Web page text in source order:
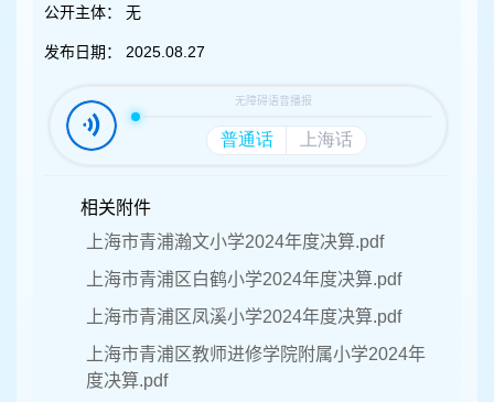
公开主体： 无
发布日期： 2025.08.27
相关附件
上海市青浦瀚文小学2024年度决算.pdf
上海市青浦区白鹤小学2024年度决算.pdf
上海市青浦区凤溪小学2024年度决算.pdf
上海市青浦区教师进修学院附属小学2024年
度决算.pdf